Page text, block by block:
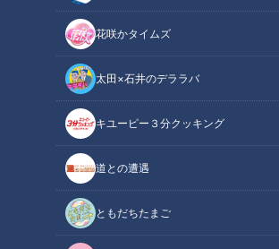
花咲かタイムズ
太田×石井のデララバ
キユーピー３分クッキング
道との遭遇
ともだちたまご
「サンデードラゴンズ」より山田久志氏(C)CBCテレビ
中日ドラゴンズ
サンドラコラム